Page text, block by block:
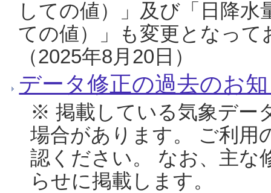
しての値）」及び「日降
ての値）」も変更となっ
（2025年8月20日）
データ修正の過去のお
※ 掲載している気象デー
場合があります。 ご利用
認ください。 なお、主な
らせに掲載します。